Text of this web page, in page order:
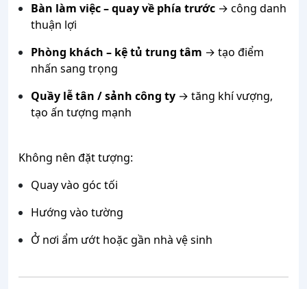
Bàn làm việc – quay về phía trước → công danh
thuận lợi
Phòng khách – kệ tủ trung tâm → tạo điểm
nhấn sang trọng
Quầy lễ tân / sảnh công ty → tăng khí vượng,
tạo ấn tượng mạnh
Không nên đặt tượng:
Quay vào góc tối
Hướng vào tường
Ở nơi ẩm ướt hoặc gần nhà vệ sinh